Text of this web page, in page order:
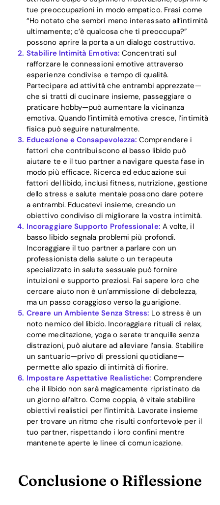
Home
Blog
Download
tue preoccupazioni in modo empatico. Frasi come
“Ho notato che sembri meno interessato all’intimità
ultimamente; c’è qualcosa che ti preoccupa?”
possono aprire la porta a un dialogo costruttivo.
Stabilire Intimità Emotiva: Concentrati sul
rafforzare le connessioni emotive attraverso
esperienze condivise e tempo di qualità.
Partecipare ad attività che entrambi apprezzate—
che si tratti di cucinare insieme, passeggiare o
praticare hobby—può aumentare la vicinanza
emotiva. Quando l’intimità emotiva cresce, l’intimità
fisica può seguire naturalmente.
Educazione e Consapevolezza: Comprendere i
fattori che contribuiscono al basso libido può
aiutare te e il tuo partner a navigare questa fase in
modo più efficace. Ricerca ed educazione sui
fattori del libido, inclusi fitness, nutrizione, gestione
dello stress e salute mentale possono dare potere
a entrambi. Educatevi insieme, creando un
obiettivo condiviso di migliorare la vostra intimità.
Incoraggiare Supporto Professionale: A volte, il
basso libido segnala problemi più profondi.
Incoraggiare il tuo partner a parlare con un
professionista della salute o un terapeuta
specializzato in salute sessuale può fornire
intuizioni e supporto preziosi. Fai sapere loro che
cercare aiuto non è un’ammissione di debolezza,
ma un passo coraggioso verso la guarigione.
Creare un Ambiente Senza Stress: Lo stress è un
noto nemico del libido. Incoraggiare rituali di relax,
come meditazione, yoga o serate tranquille senza
distrazioni, può aiutare ad alleviare l’ansia. Stabilire
un santuario—privo di pressioni quotidiane—
permette allo spazio di intimità di fiorire.
Impostare Aspettative Realistiche: Comprendere
che il libido non sarà magicamente ripristinato da
un giorno all’altro. Come coppia, è vitale stabilire
obiettivi realistici per l’intimità. Lavorate insieme
per trovare un ritmo che risulti confortevole per il
tuo partner, rispettando i loro confini mentre
mantenete aperte le linee di comunicazione.
Conclusione o Riflessione